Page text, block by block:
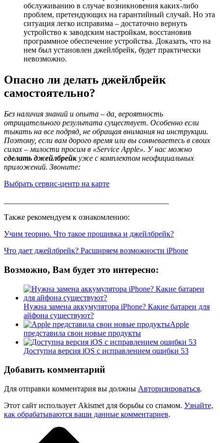
обслуживанию в случае возникновения каких-либо
проблем, претендующих на гарантийный случай. Но эта
ситуация легко исправима – достаточно вернуть
устройство к заводским настройкам, восстановив
программное обеспечение устройства. Доказать, что на
нем был установлен джейлбрейк, будет практически
невозможно.
Опасно ли делать джейлбрейк
самостоятельно?
Без наличия знаний и опыта – да, вероятность
отрицательного результата существует. Особенно если
тыкать на все подряд, не обращая внимания на инструкции.
Поэтому, если вам дорого время или вы сомневаетесь в своих
силах – милости просим в «Service Apple». У нас можно
сделать джейлбрейкуже с комплектом неофициальных
приложений. Звоните:
Выбрать сервис-центр на карте
Также рекомендуем к ознакомлению:
Учим теорию. Что такое прошивка и джейлбрейк?
Что дает джейлбрейк? Расширяем возможности iPhone
Возможно, Вам будет это интересно:
Нужна замена аккумулятора iPhone? Какие батареи для
айфона существуют?
Apple
представила свои новые продукты
Доступна версия iOS с исправлением ошибки 53
Добавить комментарий
Для отправки комментария вы должны Авторизироваться.
Этот сайт использует Akismet для борьбы со спамом. Узнайте,
как обрабатываются ваши данные комментариев.